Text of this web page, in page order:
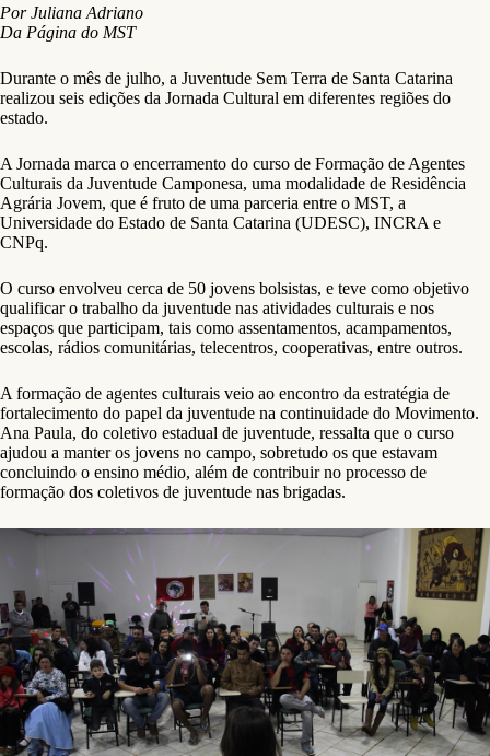
Por Juliana Adriano
Da Página do MST
Durante o mês de julho, a Juventude Sem Terra de Santa Catarina
realizou seis edições da Jornada Cultural em diferentes regiões do
estado.
A Jornada marca o encerramento do curso de Formação de Agentes
Culturais da Juventude Camponesa, uma modalidade de Residência
Agrária Jovem, que é fruto de uma parceria entre o MST, a
Universidade do Estado de Santa Catarina (UDESC), INCRA e
CNPq.
O curso envolveu cerca de 50 jovens bolsistas, e teve como objetivo
qualificar o trabalho da juventude nas atividades culturais e nos
espaços que participam, tais como assentamentos, acampamentos,
escolas, rádios comunitárias, telecentros, cooperativas, entre outros.
A formação de agentes culturais veio ao encontro da estratégia de
fortalecimento do papel da juventude na continuidade do Movimento.
Ana Paula, do coletivo estadual de juventude, ressalta que o curso
ajudou a manter os jovens no campo, sobretudo os que estavam
concluindo o ensino médio, além de contribuir no processo de
formação dos coletivos de juventude nas brigadas.